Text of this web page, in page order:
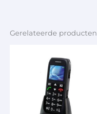
Gerelateerde producten